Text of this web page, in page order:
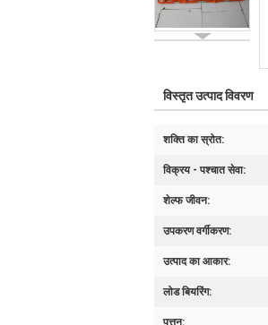
विस्तृत उत्पाद विवरण
शक्ति का स्रोत:
विक्रय - पश्चात सेवा:
शेल्फ जीवन:
उपकरण वर्गीकरण:
उत्पाद का आकार:
लोड बियरिंग:
पत्तन: